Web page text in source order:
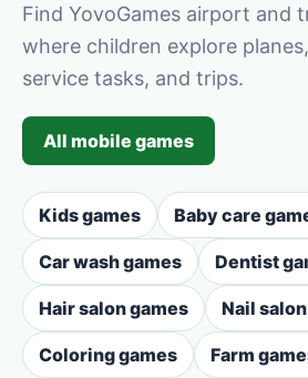
Find YovoGames airport and
where children explore
service tasks, and trips.
All mobile games
Kids games Baby care
Car wash games Dentist
Hair salon games Nail
Coloring games Farm